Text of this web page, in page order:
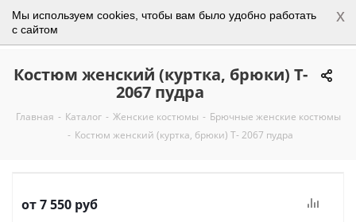
Мы используем cookies, чтобы вам было удобно работать
с сайтом
x
0
Костюм женский (куртка, брюки) Т-
2067 пудра
Главная - Каталог - Женские костюмы - Брючные женские костюмы
- Костюм женский (куртка, брюки) Т- 2067 пудра
от7 550 руб